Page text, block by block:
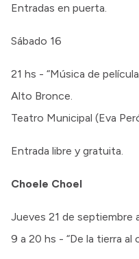
Entradas en puerta.
Sábado 16
21 hs - “Música de
Alto Bronce.
Teatro Municipal (Eva
Entrada libre y gratuita.
Choele Choel
Jueves 21 de septiembre
9 a 20 hs - “De la tierra al